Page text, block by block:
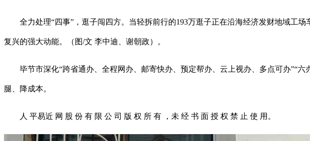
全力处理“四事”，逛子闯四方。当轻拆前行的193万逛子正在沿海经济发财地域工场
复兴的强大动能。（图/文 李中迪、谢朝政）。
毕节市深化“跨省通办、全程网办、邮寄快办、预定帮办、云上视办、多点可办”“六
腿、降成本。
人 平易近 网 股 份 有 限 公 司 版 权 所 有 ，未 经 书 面 授 权 禁 止 使 用。